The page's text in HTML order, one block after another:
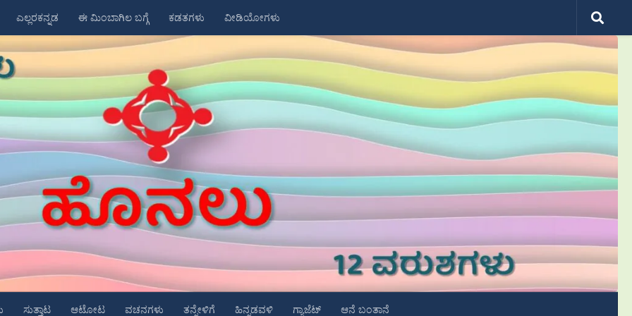
ಎಲ್ಲರಕನ್ನಡ ಈ ಮಿಂಬಾಗಿಲ ಬಗ್ಗೆ ಕಡತಗಳು ವೀಡಿಯೋಗಳು
ಸುತ್ತಾಟ ಆಟೋಟ ವಚನಗಳು ತನ್ನೇಳಿಗೆ ಹಿನ್ನಡವಳಿ ಗ್ಯಾಜೆಟ್ ಆನೆ ಬಂತಾನೆ